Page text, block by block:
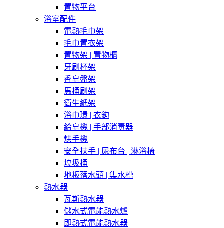
置物平台
浴室配件
電熱毛巾架
毛巾置衣架
置物架 | 置物櫃
牙刷杯架
香皂盤架
馬桶刷架
衛生紙架
浴巾環 | 衣鉤
給皂機 | 手部消毒器
烘手機
安全扶手 | 尿布台 | 淋浴椅
垃圾桶
地板落水頭 | 集水槽
熱水器
瓦斯熱水器
儲水式電能熱水爐
即熱式電能熱水器